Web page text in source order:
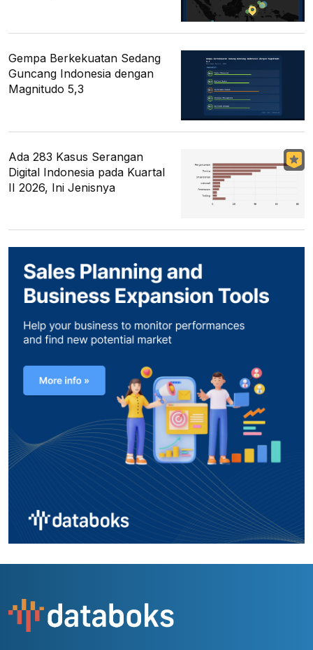
Gempa Berkekuatan Sedang
Guncang Indonesia dengan
Magnitudo 5,3
Ada 283 Kasus Serangan
Digital Indonesia pada Kuartal
II 2026, Ini Jenisnya